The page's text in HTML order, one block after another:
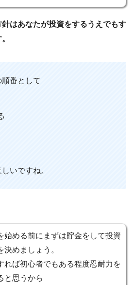
はあなたが投資をするうえでもす
番として
いですね。
始める前にまずは貯金をして投資
決めましょう。
れば初心者でもある程度忍耐力を
と思うから